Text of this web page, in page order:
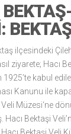
ilçesindeki
ziyarete; Hacı
kabul
Kanunu ile
Veli Müzesi‘ne
Hacı Bektaşi